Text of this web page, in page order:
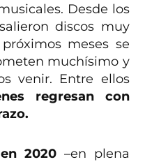
Desde los
discos muy
meses se
muchísimo y
venir. Entre ellos
regresan con
2020–en plena